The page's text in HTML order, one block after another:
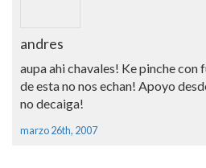
andres
aupa ahi chavales! Ke pinche con
de esta no nos echan! Apoyo
no decaiga!
marzo 26th, 2007